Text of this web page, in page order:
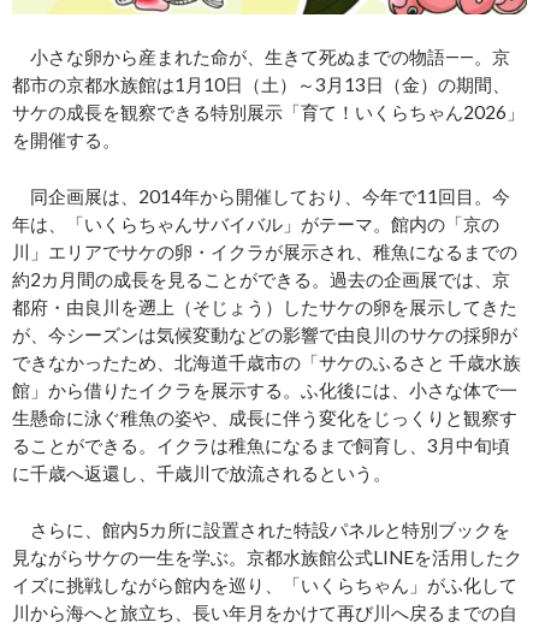
小さな卵から産まれた命が、生きて死ぬまでの物語――。京
都市の京都水族館は1月10日（土）～3月13日（金）の期間、
サケの成長を観察できる特別展示「育て！いくらちゃん2026」
を開催する。
同企画展は、2014年から開催しており、今年で11回目。今
年は、「いくらちゃんサバイバル」がテーマ。館内の「京の
川」エリアでサケの卵・イクラが展示され、稚魚になるまでの
約2カ月間の成長を見ることができる。過去の企画展では、京
都府・由良川を遡上（そじょう）したサケの卵を展示してきた
が、今シーズンは気候変動などの影響で由良川のサケの採卵が
できなかったため、北海道千歳市の「サケのふるさと 千歳水族
館」から借りたイクラを展示する。ふ化後には、小さな体で一
生懸命に泳ぐ稚魚の姿や、成長に伴う変化をじっくりと観察す
ることができる。イクラは稚魚になるまで飼育し、3月中旬頃
に千歳へ返還し、千歳川で放流されるという。
さらに、館内5カ所に設置された特設パネルと特別ブックを
見ながらサケの一生を学ぶ。京都水族館公式LINEを活用したク
イズに挑戦しながら館内を巡り、「いくらちゃん」がふ化して
川から海へと旅立ち、長い年月をかけて再び川へ戻るまでの自